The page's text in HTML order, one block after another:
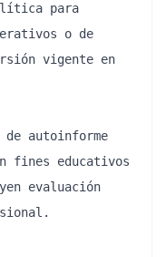
para
o de
vigente en
autoinforme
fines educativos
evaluación